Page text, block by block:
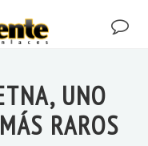
UNO
RAROS